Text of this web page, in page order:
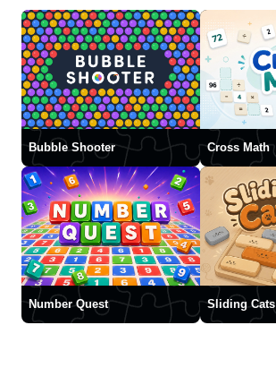
Bubble Shooter Cross Math
Number Quest Sliding Cats